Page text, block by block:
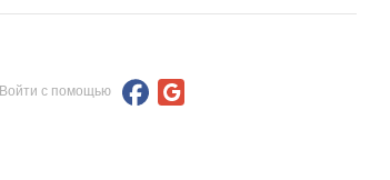
Войти с помощью